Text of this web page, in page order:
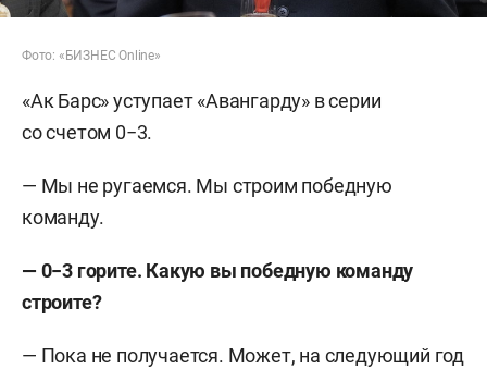
Фото: «БИЗНЕС Online»
«Ак Барс» уступает «Авангарду» в серии
со счетом 0−3.
— Мы не ругаемся. Мы строим победную
команду.
— 0−3 горите. Какую вы победную команду
строите?
— Пока не получается. Может, на следующий год